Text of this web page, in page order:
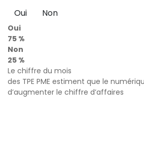
Oui Non
Oui
75 %
Non
25 %
Le chiffre du mois
des TPE PME estiment que le
d’augmenter le chiffre d’affaires